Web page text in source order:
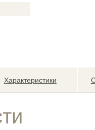
Характеристики